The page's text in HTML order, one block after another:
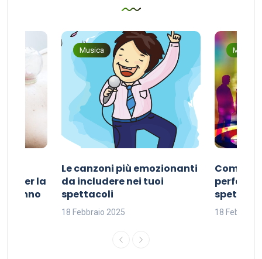
per la
sonno
Musica
Le canzoni più emozionanti
da includere nei tuoi
spettacoli
18 Febbraio 2025
Musica
Come
perfetta
18 Febbraio